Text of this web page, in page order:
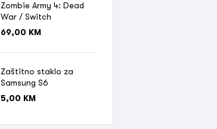
Zombie Army 4: Dead
War / Switch
69,00 KM
Zaštitno staklo za
Samsung S6
5,00 KM